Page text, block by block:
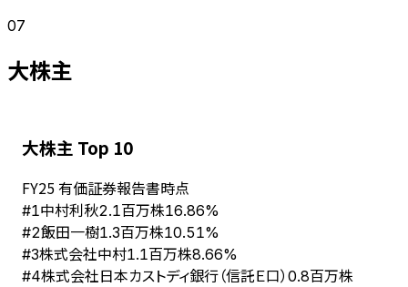
07
大株主
大株主 Top 10
FY25 有価証券報告書時点
#1中村利秋2.1百万株16.86%
#2飯田一樹1.3百万株10.51%
#3株式会社中村1.1百万株8.66%
#4株式会社日本カストディ銀行（信託Ｅ口） 0.8百万株